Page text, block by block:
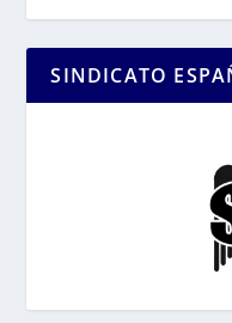
SINDICATO